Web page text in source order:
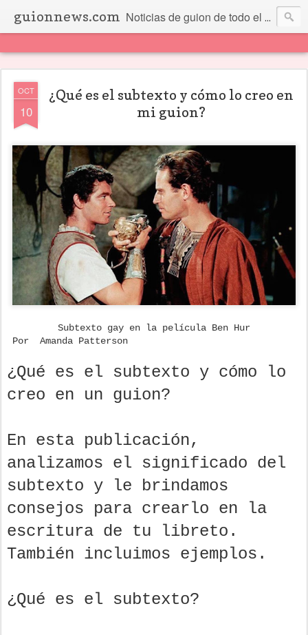
guionnews.com Noticias de guion de todo el mundo... Y más.
OCT
10
¿Qué es el subtexto y cómo lo creo en
mi guion?
Subtexto gay en la película Ben Hur
Por Amanda Patterson
¿Qué es el subtexto y cómo lo
creo en un guion?
En esta publicación,
analizamos el significado del
subtexto y le brindamos
consejos para crearlo en la
escritura de tu libreto.
También incluimos ejemplos.
¿Qué es el subtexto?